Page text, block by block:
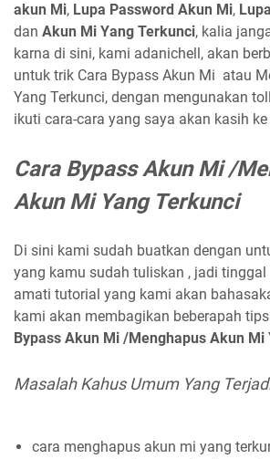
akun Mi, Lupa Password Akun Mi,
dan Akun Mi Yang Terkunci, kalia
karna di sini, kami adanichell, akan
untuk trik Cara Bypass Akun Mi atau
Yang Terkunci, dengan mengunakan
ikuti cara-cara yang saya akan kasih
Cara Bypass Akun Mi /
Akun Mi Yang Terkunci
Di sini kami sudah buatkan dengan
yang kamu sudah tuliskan , jadi
amati tutorial yang kami akan
kami akan membagikan beberapah
Bypass Akun Mi /Menghapus Akun Mi
Masalah Kahus Umum Yang
cara menghapus akun mi yang